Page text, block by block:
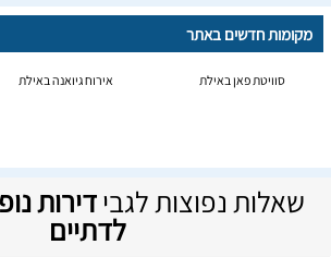
מקומות חדשים באתר
סוויטת פאן באילת אירוח גיואנה באילת
שאלות נפוצות לגבידירות
לדתיים